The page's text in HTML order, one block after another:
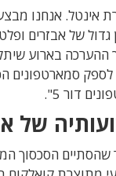
אינטל. אנחנו
גדול של אבזרים
סמארטפונים
דור 5".
הסכסוך